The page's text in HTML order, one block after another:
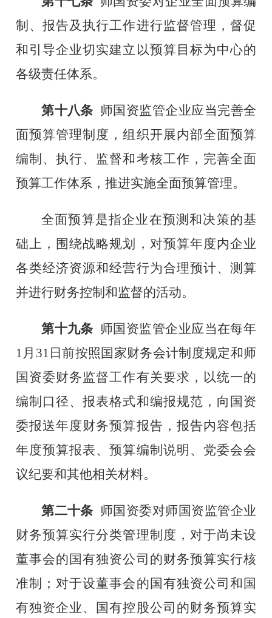
制、报告及执行工作进行监督管理，督促
和引导企业切实建立以预算目标为中心的
各级责任体系。
第十八条 师国资监管企业应当完善全
面预算管理制度，组织开展内部全面预算
编制、执行、监督和考核工作，完善全面
预算工作体系，推进实施全面预算管理。
全面预算是指企业在预测和决策的基
础上，围绕战略规划，对预算年度内企业
各类经济资源和经营行为合理预计、测算
并进行财务控制和监督的活动。
第十九条 师国资监管企业应当在每年
1 月 31 日前按照国家财务会计制度规定和师
国资委财务监督工作有关要求，以统一的
编制口径、报表格式和编报规范，向国资
委报送年度财务预算报告，报告内容包括
年度预算报表、预算编制说明、党委会会
议纪要和其他相关材料。
第二十条 师国资委对师国资监管企业
财务预算实行分类管理制度，对于尚未设
董事会的国有独资公司的财务预算实行核
准制；对于设董事会的国有独资公司和国
有独资企业、国有控股公司的财务预算实